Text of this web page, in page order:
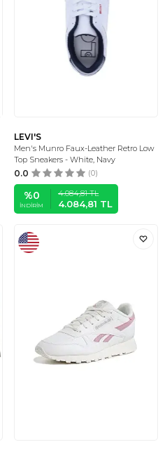
LEVI'S
Men's Munro Faux-Leather Retro Low
Top Sneakers - White, Navy
0.0 (0)
%0
İNDIRIM
4.084,81TL
4.084,81 TL